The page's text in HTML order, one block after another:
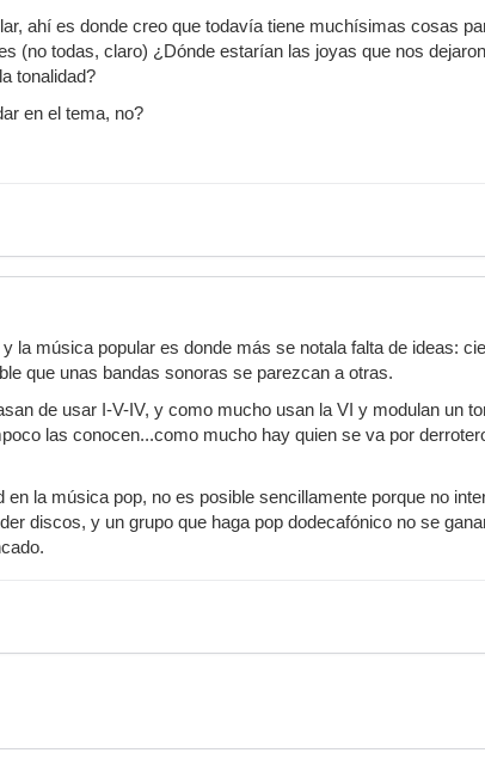
ahí es donde creo que todavía tiene muchísimas cosas
(no todas, claro) ¿Dónde estarían las joyas que nos
tonalidad?
en el tema, no?
la música popular es donde más se notala falta de ideas:
que unas bandas sonoras se parezcan a otras.
de usar I-V-IV, y como mucho usan la VI y modulan un
las conocen...como mucho hay quien se va por
en la música pop, no es posible sencillamente porque no
discos, y un grupo que haga pop dodecafónico no se